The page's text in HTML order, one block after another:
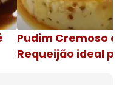
Pudim Cremoso
Requeijão ideal